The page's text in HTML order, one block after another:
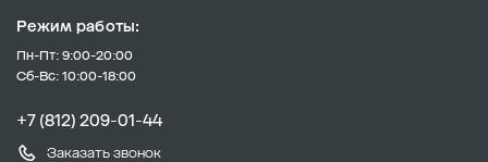
Режим работы:
Пн-Пт: 9:00-20:00
Сб-Вс: 10:00-18:00
+7 (812) 209-01-44
Заказать звонок